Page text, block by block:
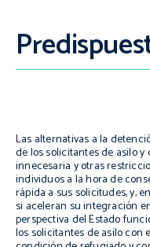
Las alternativas a la
de los solicitantes de asilo
innecesaria y otras
individuos a la hora de
rápida a sus solicitudes, y,
si aceleran su integración
perspectiva del Estado
los solicitantes de asilo con